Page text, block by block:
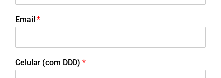
Email *
Celular (com DDD) *